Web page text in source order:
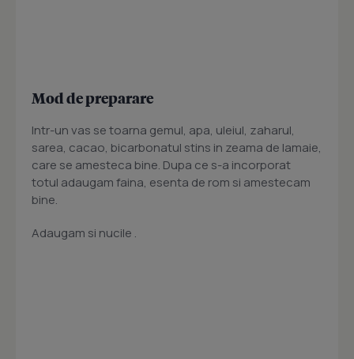
Mod de preparare
Intr-un vas se toarna gemul, apa, uleiul, zaharul,
sarea, cacao, bicarbonatul stins in zeama de lamaie,
care se amesteca bine. Dupa ce s-a incorporat
totul adaugam faina, esenta de rom si amestecam
bine.
Adaugam si nucile .